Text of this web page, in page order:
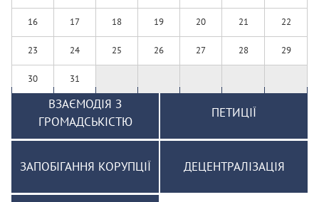
16 17 18 19 20 21 22
23 24 25 26 27 28 29
30 31
ВЗАЄМОДІЯ З
ГРОМАДСЬКІСТЮ
ПЕТИЦІЇ
ЗАПОБІГАННЯ КОРУПЦІЇ ДЕЦЕНТРАЛІЗАЦІЯ